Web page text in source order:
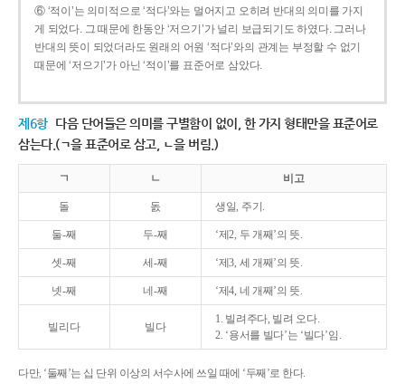
⑥ ‘적이’는 의미적으로 ‘적다’와는 멀어지고 오히려 반대의 의미를 가지
게 되었다. 그 때문에 한동안 ‘저으기’가 널리 보급되기도 하였다. 그러나
반대의 뜻이 되었더라도 원래의 어원 ‘적다’와의 관계는 부정할 수 없기
때문에 ‘저으기’가 아닌 ‘적이’를 표준어로 삼았다.
제6항 다음 단어들은 의미를 구별함이 없이, 한 가지 형태만을 표준어로
삼는다.(ㄱ을 표준어로 삼고, ㄴ을 버림.)
ㄱ ㄴ 비고
돌 돐 생일, 주기.
둘-째 두-째 ‘제2, 두 개째’의 뜻.
셋-째 세-째 ‘제3, 세 개째’의 뜻.
넷-째 네-째 ‘제4, 네 개째’의 뜻.
빌리다 빌다
1. 빌려주다, 빌려 오다.
2. ‘용서를 빌다’는 ‘빌다’임.
다만, ‘둘째’는 십 단위 이상의 서수사에 쓰일 때에 ‘두째’로 한다.